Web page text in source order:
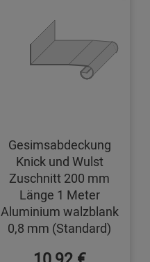
Gesimsabdeckung
Knick und Wulst
Zuschnitt 200 mm
Länge 1 Meter
Aluminium walzblank
0,8 mm (Standard)